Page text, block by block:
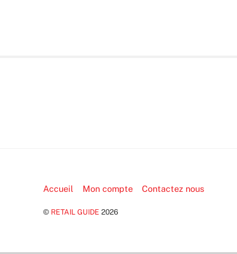
Accueil Mon compte Contactez nous
© RETAIL GUIDE 2026